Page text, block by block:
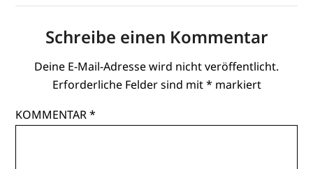
Schreibe einen Kommentar
Deine E-Mail-Adresse wird nicht veröffentlicht.
Erforderliche Felder sind mit* markiert
KOMMENTAR*